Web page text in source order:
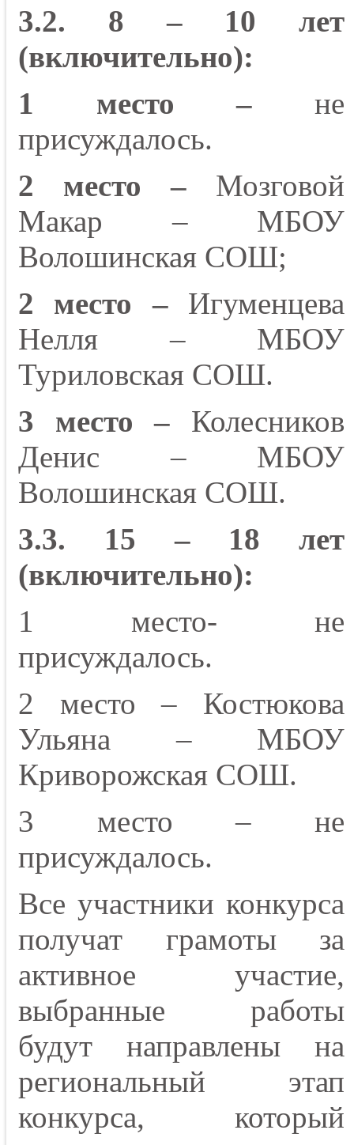
3.2. 8 – 10 лет
(включительно):
1 место – не
присуждалось.
2 место – Мозговой
Макар – МБОУ
Волошинская СОШ;
2 место – Игуменцева
Нелля – МБОУ
Туриловская СОШ.
3 место – Колесников
Денис – МБОУ
Волошинская СОШ.
3.3. 15 – 18 лет
(включительно):
1 место- не
присуждалось.
2 место – Костюкова
Ульяна – МБОУ
Криворожская СОШ.
3 место – не
присуждалось.
Все участники конкурса
получат грамоты за
активное участие,
выбранные работы
будут направлены на
региональный этап
конкурса, который